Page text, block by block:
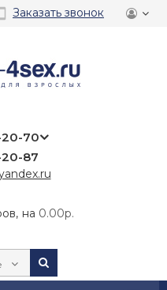
Заказать звонок
20-70
87
на 0.00р.